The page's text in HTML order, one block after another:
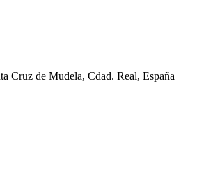
Cruz de Mudela, Cdad. Real, España